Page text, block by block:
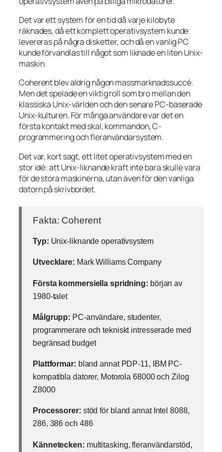
Det var ett system för en tid då varje kilobyte
räknades, då ett komplett operativsystem kunde
levereras på några disketter, och då en vanlig PC
kunde förvandlas till något som liknade en liten Unix-
maskin.
Coherent blev aldrig någon massmarknadssuccé.
Men det spelade en viktig roll som bro mellan den
klassiska Unix-världen och den senare PC-baserade
Unix-kulturen. För många användare var det en
första kontakt med skal, kommandon, C-
programmering och fleranvändarsystem.
Det var, kort sagt, ett litet operativsystem med en
stor idé: att Unix-liknande kraft inte bara skulle vara
för de stora maskinerna, utan även för den vanliga
datorn på skrivbordet.
Fakta: Coherent
Typ: Unix-liknande operativsystem
Utvecklare: Mark Williams Company
Första kommersiella spridning: början av
1980-talet
Målgrupp: PC-användare, studenter,
programmerare och tekniskt intresserade med
begränsad budget
Plattformar: bland annat PDP-11, IBM PC-
kompatibla datorer, Motorola 68000 och Zilog
Z8000
Processorer: stöd för bland annat Intel 8088,
286, 386 och 486
Kännetecken: multitasking, fleranvändarstöd,